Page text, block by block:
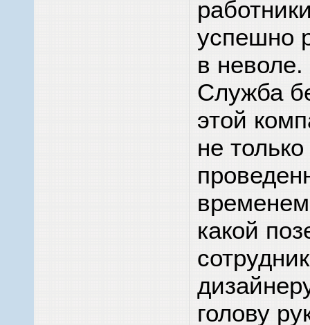
успешно
в неволе.
Служба
этой
не только
какой
голову